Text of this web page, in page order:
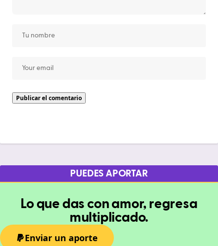
PUEDES APORTAR
Lo que das con amor, regresa
multiplicado.
Enviar un aporte